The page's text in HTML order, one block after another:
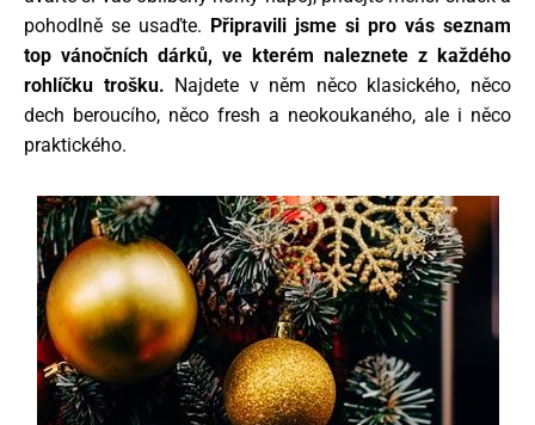
pohodlně se usaďte. Připravili jsme si pro vás seznam
top vánočních dárků, ve kterém naleznete z každého
rohlíčku trošku. Najdete v něm něco klasického, něco
dech beroucího, něco fresh a neokoukaného, ale i něco
praktického.